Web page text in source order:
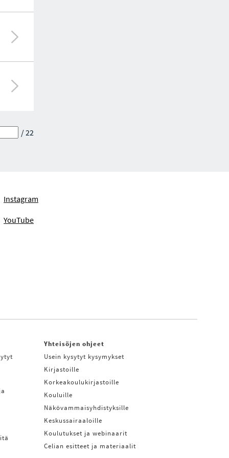
/ 22
Instagram
YouTube
Yhteisöjen ohjeet
Usein kysytyt kysymykset
Kirjastoille
Korkeakoulukirjastoille
Kouluille
Näkövammaisyhdistyksille
Keskussairaaloille
Koulutukset ja webinaarit
Celian esitteet ja materiaalit